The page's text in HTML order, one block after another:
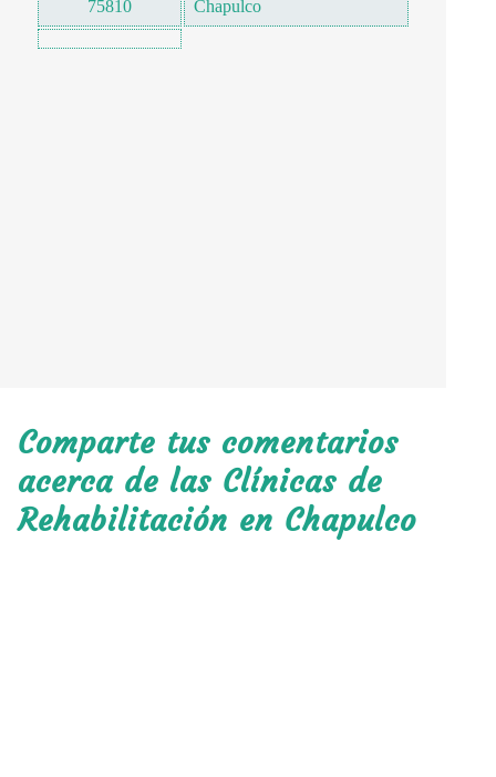
75810 Chapulco
Comparte tus comentarios
acerca de las Clínicas de
Rehabilitación en Chapulco